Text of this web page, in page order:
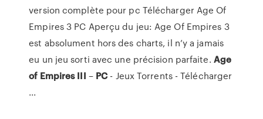
version complète pour pc Télécharger Age Of
Empires 3 PC Aperçu du jeu: Age Of Empires 3
est absolument hors des charts, il n’y a jamais
eu un jeu sorti avec une précision parfaite. Age
of Empires III – PC- Jeux Torrents - Télécharger
...